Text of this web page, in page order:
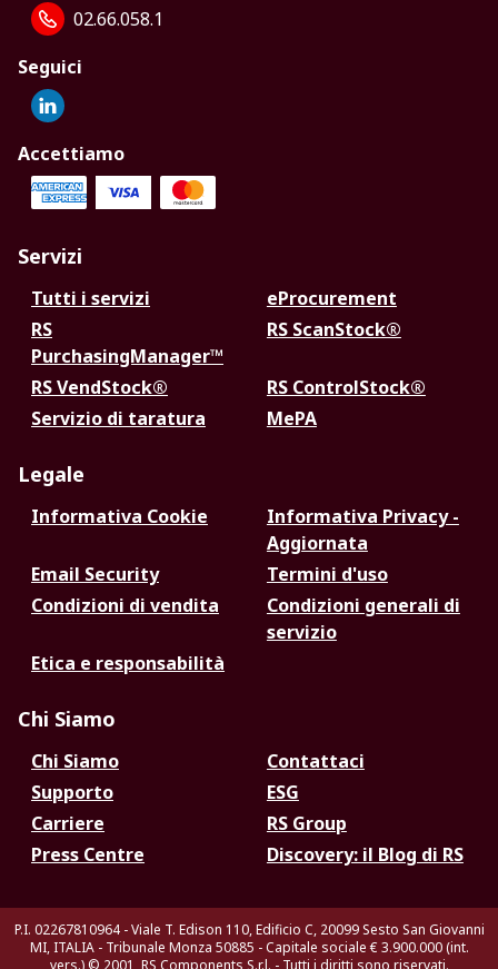
02.66.058.1
Seguici
Accettiamo
Servizi
Tutti i servizi
eProcurement
RS
PurchasingManager™
RS ScanStock®
RS VendStock®
RS ControlStock®
Servizio di taratura
MePA
Legale
Informativa Cookie
Informativa Privacy -
Aggiornata
Email Security
Termini d'uso
Condizioni di vendita
Condizioni generali di
servizio
Etica e responsabilità
Chi Siamo
Chi Siamo
Contattaci
Supporto
ESG
Carriere
RS Group
Press Centre
Discovery: il Blog di RS
P.I. 02267810964 - Viale T. Edison 110, Edificio C, 20099 Sesto San Giovanni
MI, ITALIA - Tribunale Monza 50885 - Capitale sociale € 3.900.000 (int.